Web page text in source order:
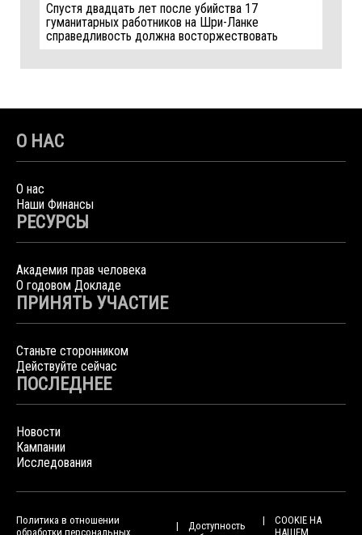
Спустя двадцать лет после убийства 17
гуманитарных работников на Шри-Ланке
справедливость должна восторжествовать
О НАС
О нас
Наши Финансы
РЕСУРСЫ
Академия прав человека
О годовом Докладе
ПРИНЯТЬ УЧАСТИЕ
Станьте сторонником
Действуйте сейчас
ПОСЛЕДНЕЕ
Новости
Кампании
Исследования
Политика в отношении
обработки персональных
Доступность
COOKIE НА
НАШЕМ